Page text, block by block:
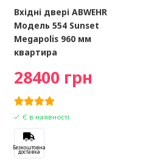
Вхідні двері ABWEHR
Модель 554 Sunset
Megapolis 960 мм
квартира
28400 грн
Є в наявності
Безкоштовна
доставка